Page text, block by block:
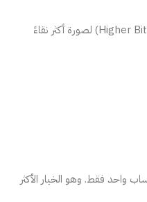
يوفر بريميوم خيار مشاهدة الفيديوهات بجودة 1080p Premium، والتي توفر معدل بت أعلى (Higher Bitrate) لصورة أكثر نقاءً
واحد فقط. وهو الخيار الأكثر